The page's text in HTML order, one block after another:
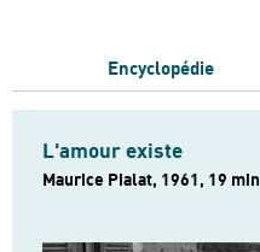
Encyclopédie
L'amour existe
Maurice Pialat, 1961, 19 min